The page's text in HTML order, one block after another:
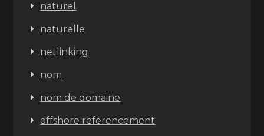
naturel
naturelle
netlinking
nom
nom de domaine
offshore referencement